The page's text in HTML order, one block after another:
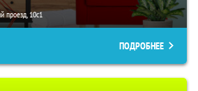
проезд, 10с1
ПОДРОБНЕЕ